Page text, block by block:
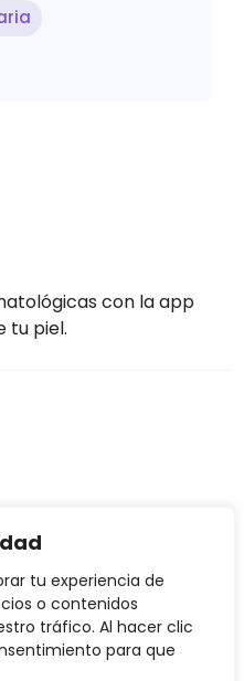
tu experiencia de
o contenidos
tráfico. Al hacer clic
para que
con la app
tu piel.